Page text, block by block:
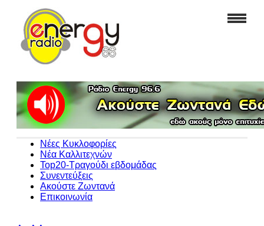
Νέες Κυκλοφορίες
Νέα Καλλιτεχνών
Top20-Τραγούδι εβδομάδας
Συνεντεύξεις
Ακούστε Ζωντανά
Επικοινωνία